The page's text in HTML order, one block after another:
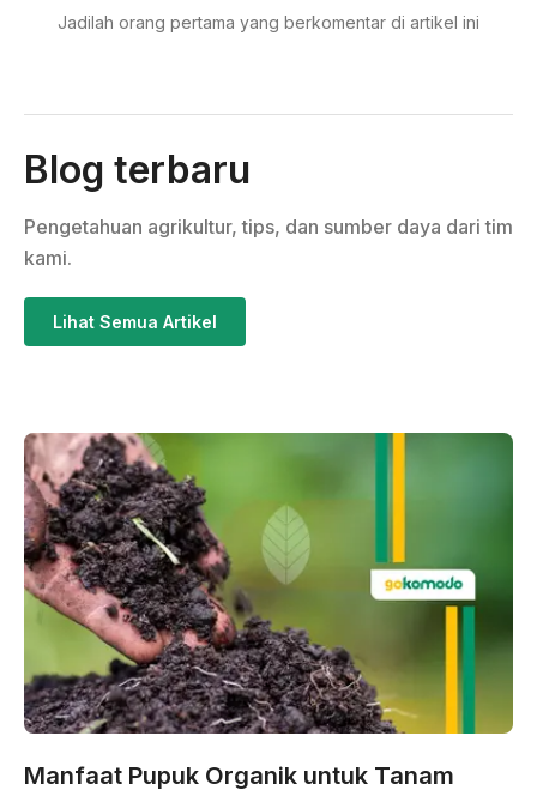
Jadilah orang pertama yang berkomentar di artikel ini
Blog terbaru
Pengetahuan agrikultur, tips, dan sumber daya dari tim
kami.
Lihat Semua Artikel
Manfaat Pupuk Organik untuk Tanam